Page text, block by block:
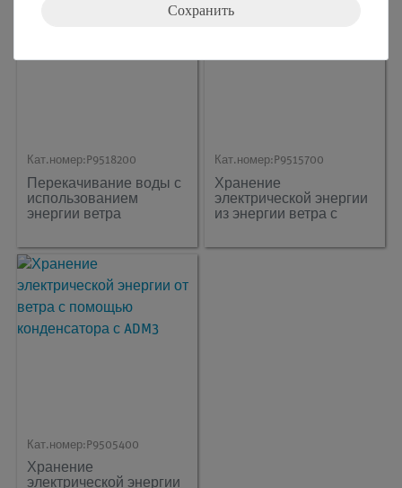
Кат.номер: P9518200
Перекачивание воды с
использованием
энергии ветра
Кат.номер: P9515700
Хранение
электрической энергии
из энергии ветра с
Кат.номер: P9505400
Хранение
электрической энергии
Сохранить